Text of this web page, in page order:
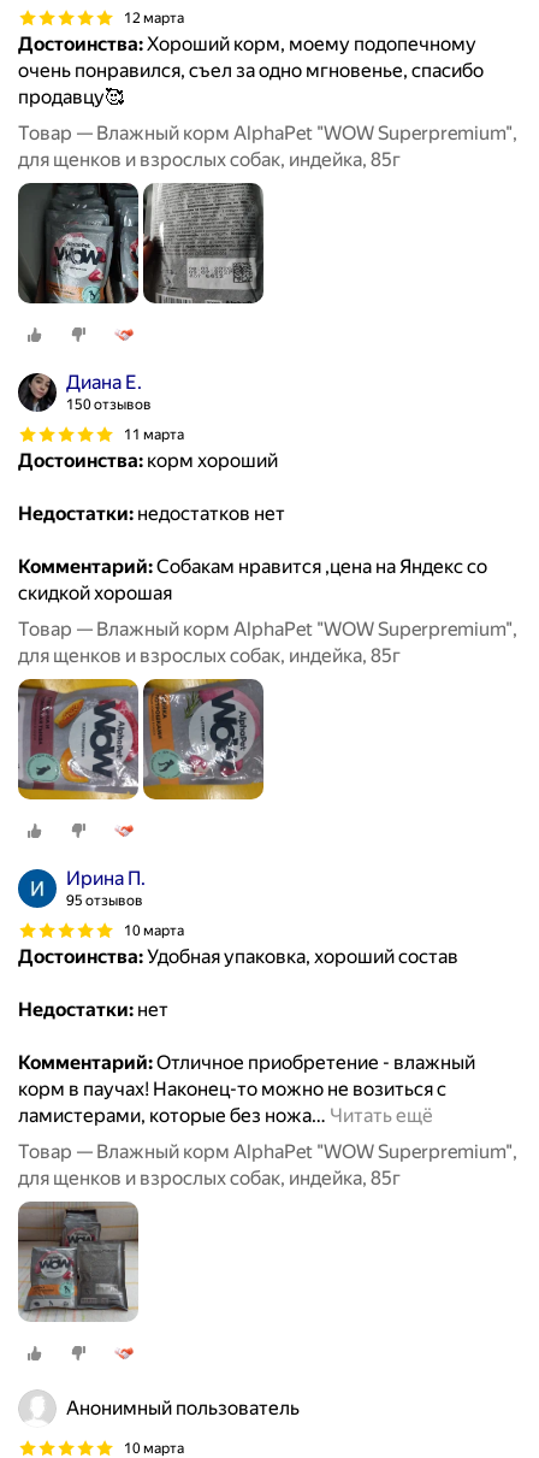
12 марта
Достоинства:Хороший корм, моему подопечному
очень понравился, съел за одно мгновенье, спасибо
продавцу🥰
Товар — Влажный корм AlphaPet "WOW Superpremium",
для щенков и взрослых собак, индейка, 85г
Диана Е.
150 отзывов
11 марта
Достоинства: корм хороший
Недостатки: недостатков нет
Комментарий:Собакам нравится ,цена на Яндекс со
скидкой хорошая
Товар — Влажный корм AlphaPet "WOW Superpremium",
для щенков и взрослых собак, индейка, 85г
Ирина П.
95 отзывов
10 марта
Достоинства:Удобная упаковка, хороший состав
Недостатки: нет
Комментарий:Отличное приобретение - влажный
корм в паучах! Наконец-то можно не возиться с
ламистерами, которые без ножа… Читать ещё
Товар — Влажный корм AlphaPet "WOW Superpremium",
для щенков и взрослых собак, индейка, 85г
Анонимный пользователь
10 марта